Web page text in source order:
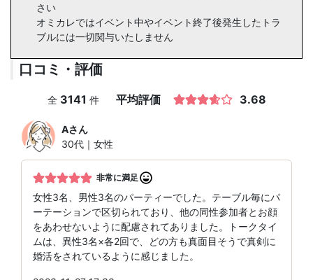
さい
オミカレではイベント中やイベント終了後発生したトラ
ブルには一切関与いたしません
口コミ・評価
全 3141 件 平均評価 3.68
Aさん
30代｜女性
非常に満足
女性3名、男性3名のパーティーでした。テーブル毎にパ
ーテーションで区切られており、他の同性参加者とお顔
をあわせないように配慮されてありました。トークタイ
ムは、異性3名×各2回で、どの方も真面目そうで真剣に
婚活をされているように感じました。